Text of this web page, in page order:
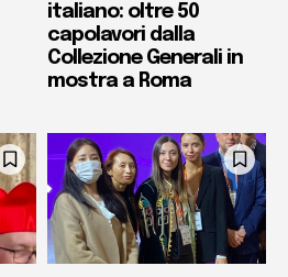
italiano: oltre 50
capolavori dalla
Collezione Generali in
mostra a Roma